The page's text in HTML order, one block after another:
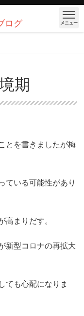
ログ メニュー
期
を書きましたが梅
ている可能性があり
まりだす。
型コロナの再拡大
ても心配になりま